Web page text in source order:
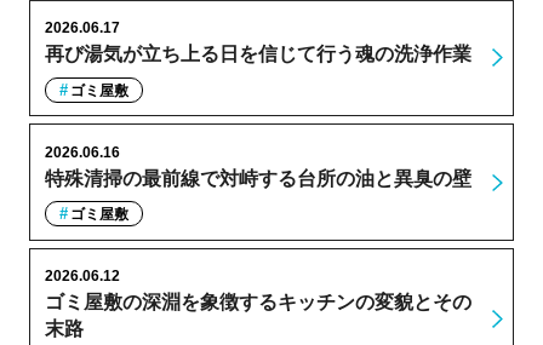
再び湯気が立ち上る日を信じて行う魂の洗浄作業
2026.06.17
ゴミ屋敷
特殊清掃の最前線で対峙する台所の油と異臭の壁
2026.06.16
ゴミ屋敷
ゴミ屋敷の深淵を象徴するキッチンの変貌とその
末路
2026.06.12